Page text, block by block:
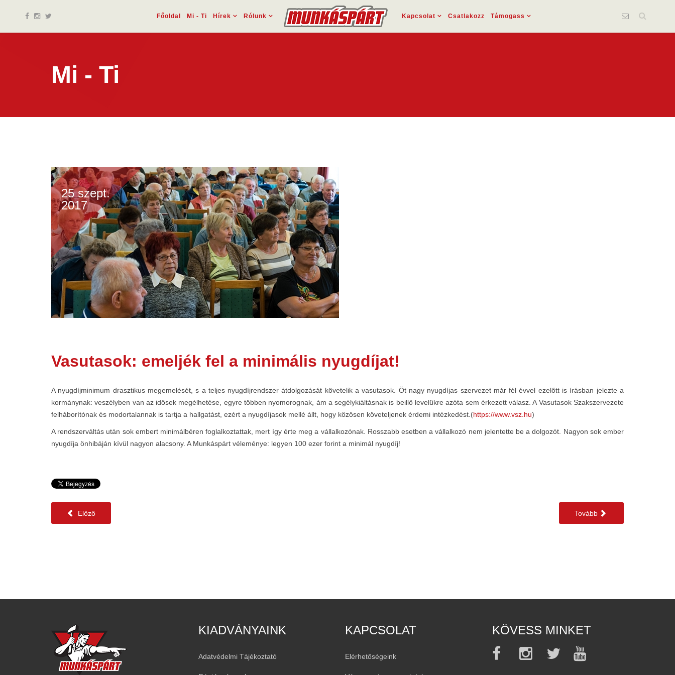
Főoldal Mi - Ti Hírek Rólunk Kapcsolat Csatlakozz Támogass
Mi - Ti
25 szept.
2017
Vasutasok: emeljék fel a minimális nyugdíjat!
A nyugdíjminimum drasztikus megemelését, s a teljes nyugdíjrendszer átdolgozását követelik a vasutasok. Öt nagy nyugdíjas szervezet már fél évvel ezelőtt is írásban jelezte a
kormánynak: veszélyben van az idősek megélhetése, egyre többen nyomorognak, ám a segélykiáltásnak is beillő levelükre azóta sem érkezett válasz. A Vasutasok Szakszervezete
felháborítónak és modortalannak is tartja a hallgatást, ezért a nyugdíjasok mellé állt, hogy közösen követeljenek érdemi intézkedést.(https://www.vsz.hu)
A rendszerváltás után sok embert minimálbéren foglalkoztattak, mert így érte meg a vállalkozónak. Rosszabb esetben a vállalkozó nem jelentette be a dolgozót. Nagyon sok ember
nyugdíja önhibáján kívül nagyon alacsony. A Munkáspárt véleménye: legyen 100 ezer forint a minimál nyugdíj!
Előző Tovább
KIADVÁNYAINK
Adatvédelmi Tájékoztató
KAPCSOLAT
Elérhetőségeink
KÖVESS MINKET